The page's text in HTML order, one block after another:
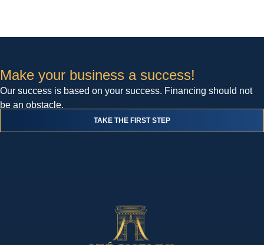
Make your business a success!
Our success is based on your success. Financing should not
be an obstacle.
TAKE THE FIRST STEP